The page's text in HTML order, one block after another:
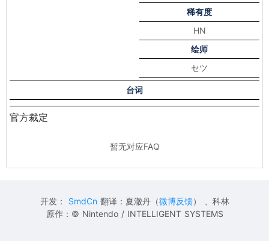
稀有度
HN
绘师
セツ
台词
官方裁定
暂无对应FAQ
开发： SmdCn翻译：夏澈丹（微博反馈） 、科林
原作：© Nintendo / INTELLIGENT SYSTEMS